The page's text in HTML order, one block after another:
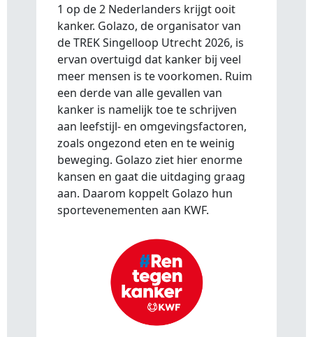
1 op de 2 Nederlanders krijgt ooit
kanker. Golazo, de organisator van
de TREK Singelloop Utrecht 2026, is
ervan overtuigd dat kanker bij veel
meer mensen is te voorkomen. Ruim
een derde van alle gevallen van
kanker is namelijk toe te schrijven
aan leefstijl- en omgevingsfactoren,
zoals ongezond eten en te weinig
beweging. Golazo ziet hier enorme
kansen en gaat die uitdaging graag
aan. Daarom koppelt Golazo hun
sportevenementen aan KWF.